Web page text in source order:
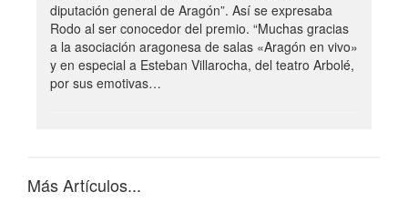
diputación general de Aragón”. Así se expresaba
Rodo al ser conocedor del premio. “Muchas gracias
a la asociación aragonesa de salas «Aragón en vivo»
y en especial a Esteban Villarocha, del teatro Arbolé,
por sus emotivas…
Más Artículos...